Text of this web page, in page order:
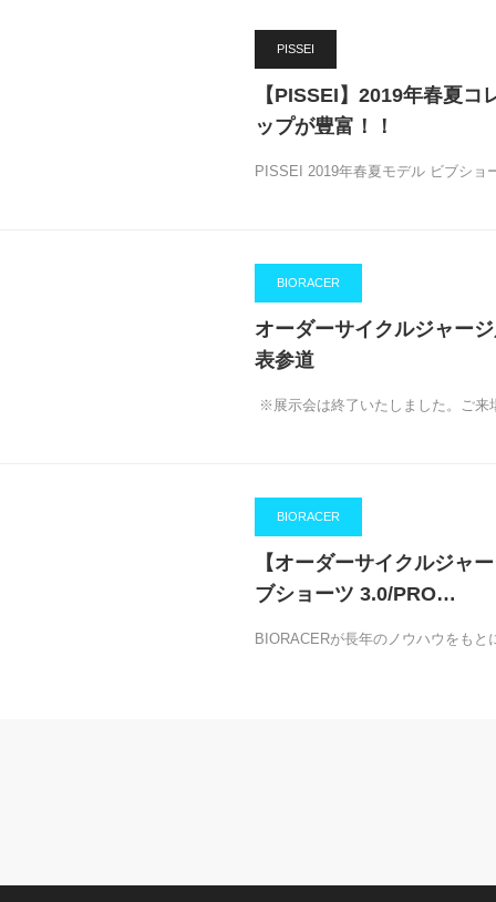
PISSEI
【PISSEI】2019年春夏
ップが豊富！！
PISSEI 2019年春夏モデル ビブシ
BIORACER
オーダーサイクルジャー
表参道
※展示会は終了いたしました。ご
BIORACER
【オーダーサイクルジャ
ブショーツ 3.0/PRO…
BIORACERが長年のノウハウをも